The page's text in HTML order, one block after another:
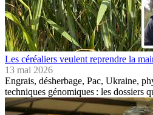
Les céréaliers veulent reprendre la
13 mai 2026
Engrais, désherbage, Pac, Ukraine,
techniques génomiques : les dossiers